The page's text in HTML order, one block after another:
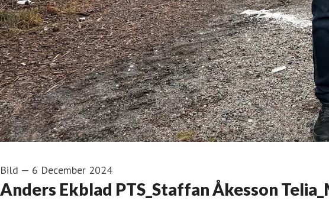
Bild — 6 December 2024
Anders Ekblad PTS_Staffan Åkesson